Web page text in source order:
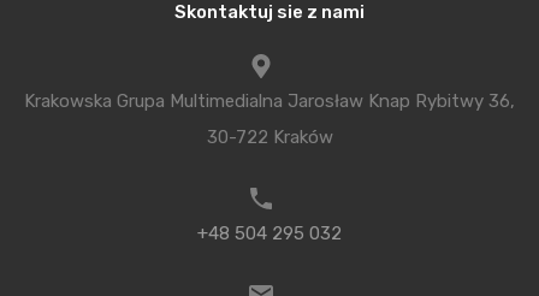
niepełnosprawnych.
Inwestycję realizuje znana firma budowlana DOM-
BUD M. Szaflarski Sp.j., działająca na małopolskim
rynku nieruchomości już od 26 lat. Firma ta zajmuje
budynków, głównie na terenie Krakowa i jego
Skontaktuj sie z nami
Krakowska Grupa Multimedialna Jarosław Knap Rybitwy 36,
30-722 Kraków
+48 504 295 032